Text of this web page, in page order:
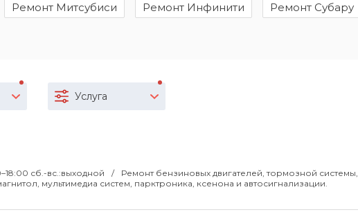
Ремонт Митсубиси Ремонт Инфинити Ремонт Субару
Услуга
сб.-вс.:выходной
Ремонт бензиновых двигателей, тормозной системы,
мультимедиа систем, парктроника, ксенона и автосигнализации.